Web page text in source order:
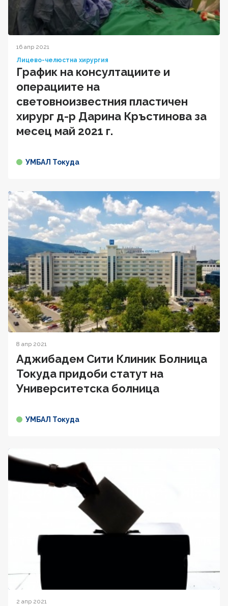
16 апр 2021
Лицево-челюстна хирургия
График на консултациите и
операциите на
световноизвестния пластичен
хирург д-р Дарина Кръстинова за
месец май 2021 г.
УМБАЛ Токуда
8 апр 2021
Аджибадем Сити Клиник Болница
Токуда придоби статут на
Университетска болница
УМБАЛ Токуда
2 апр 2021